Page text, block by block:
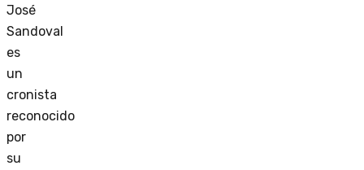
José
Sandoval
es
un
cronista
reconocido
por
su